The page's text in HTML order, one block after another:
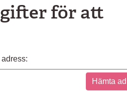
för att
Hämta